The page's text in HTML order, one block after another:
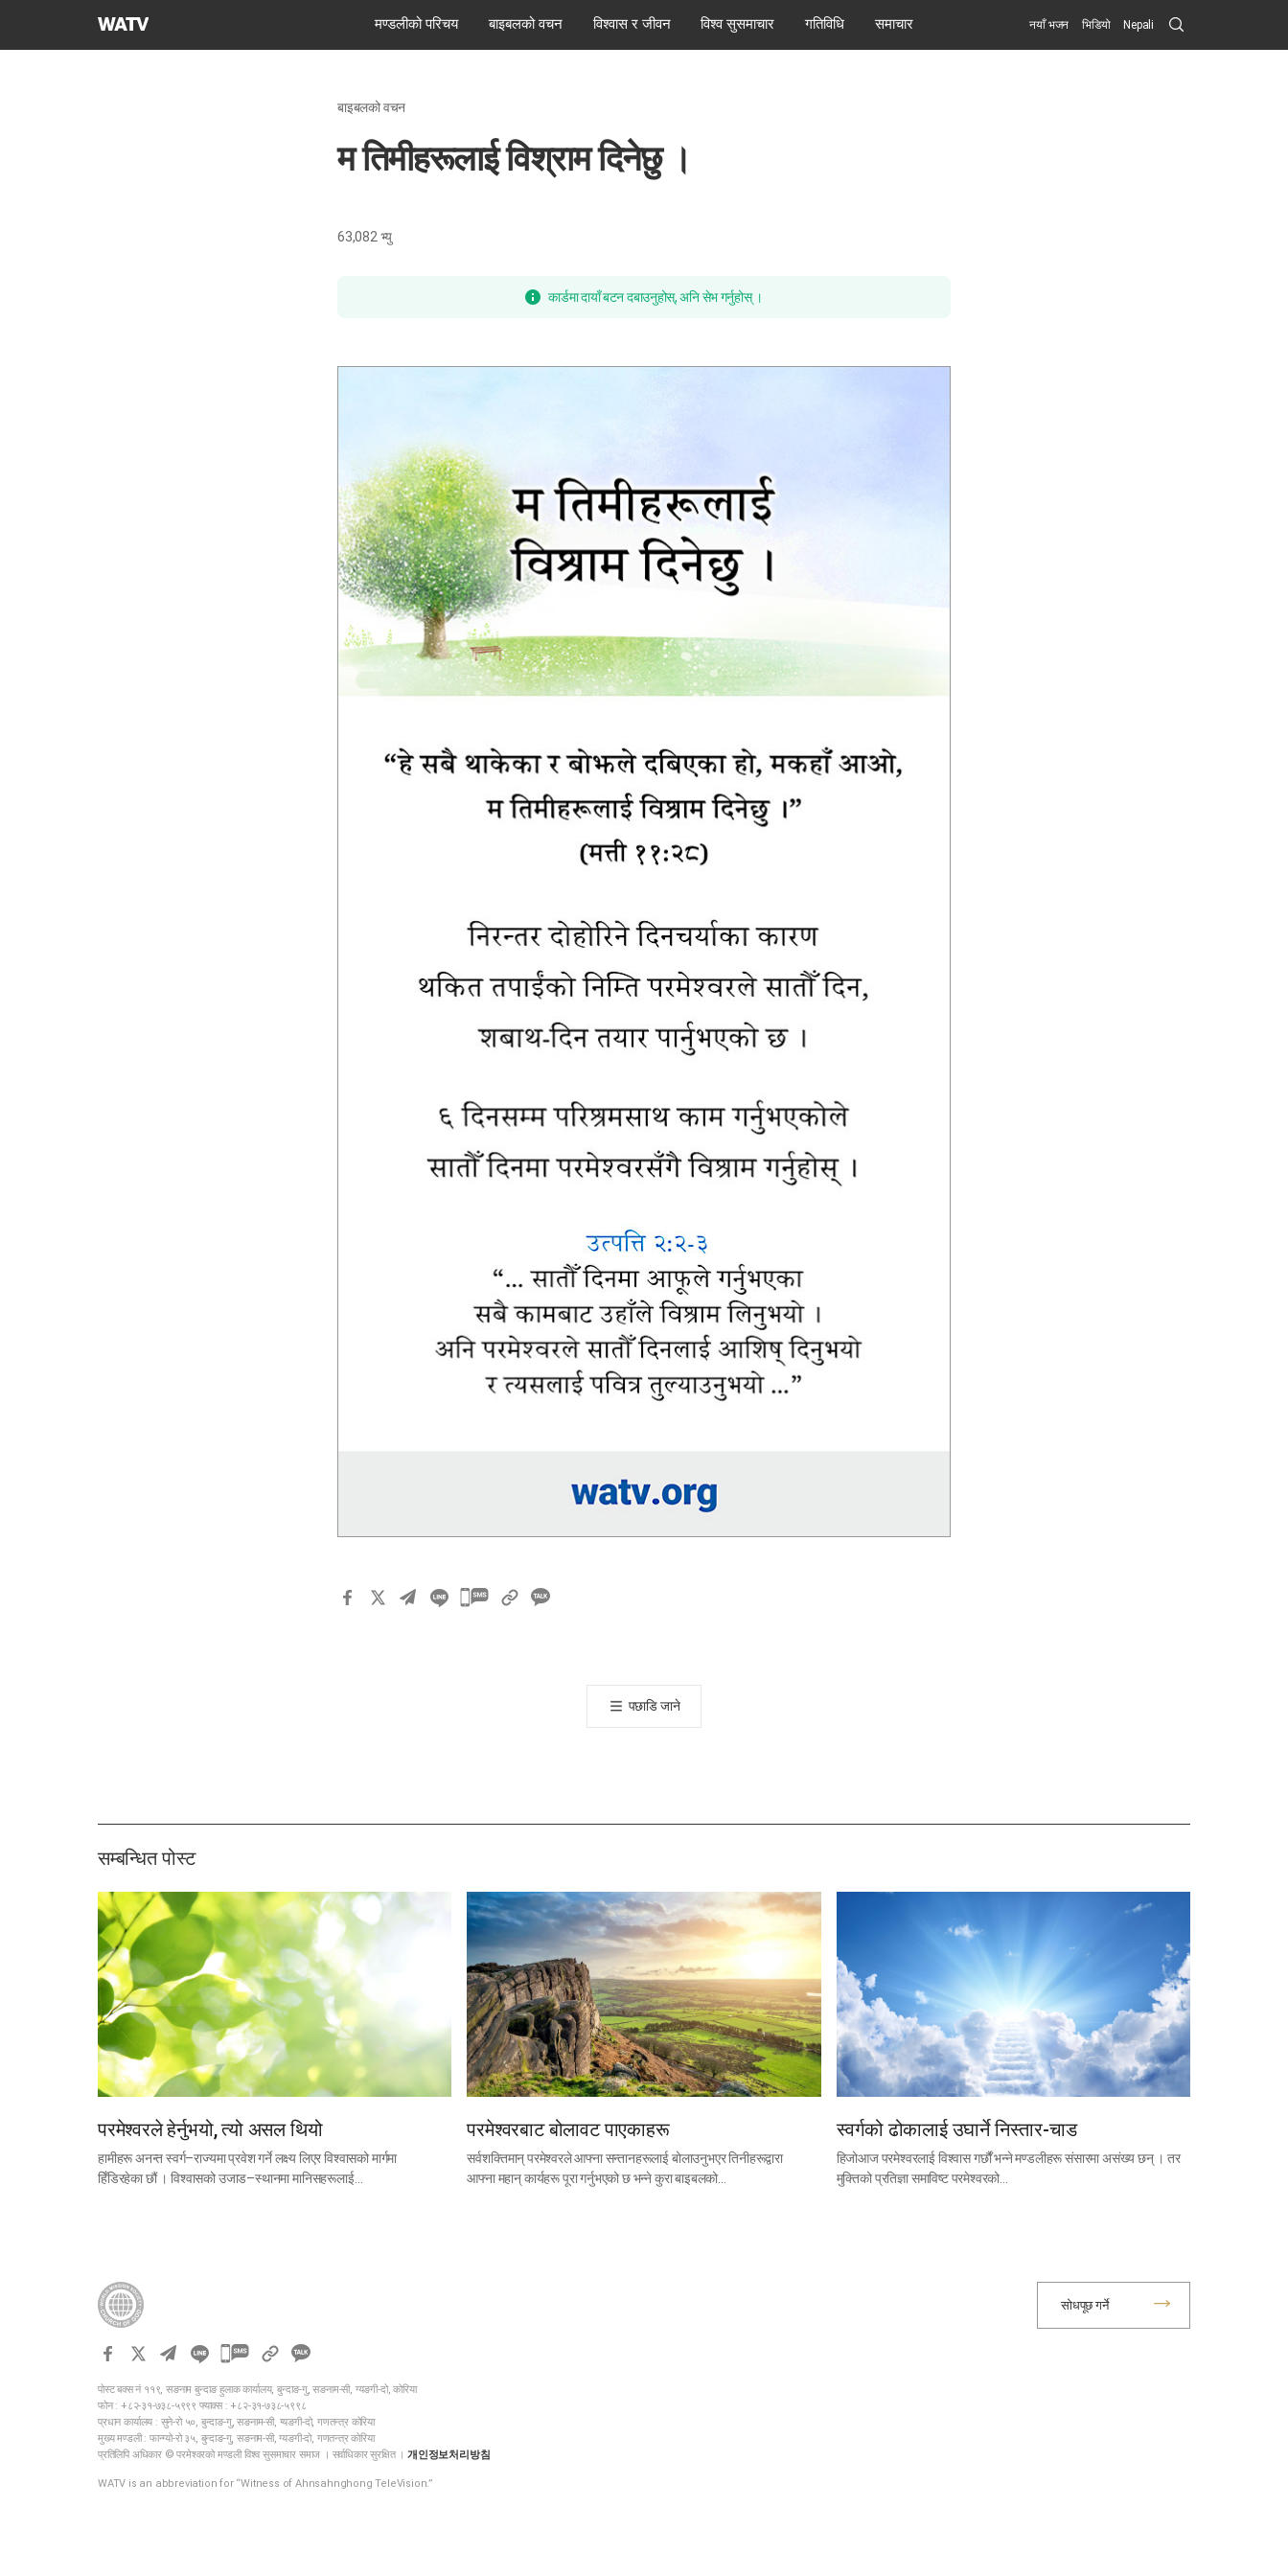
परमेश्वरको
मण्डलीको परिचय बाइबलको वचन विश्वास र जीवन विश्व सुसमाचार गतिविधि समाचार नयाँ भजन भिडियो Nepali Search
Submit
बाइबलको वचन
म तिमीहरूलाई विश्राम दिनेछु ।
63,082 भ्यु
कार्डमा दायाँ बटन दबाउनुहोस्, अनि सेभ गर्नुहोस् ।
카
पछाडि जाने
सम्बन्धित पोस्ट
परमेश्वरले हेर्नुभयो, त्यो असल थियो
हामीहरू अनन्त स्वर्ग–राज्यमा प्रवेश गर्ने लक्ष्य लिएर विश्वासको मार्गमा
हिँडिरहेका छौं । विश्वासको उजाड–स्थानमा मानिसहरूलाई…
परमेश्वरबाट बोलावट पाएकाहरू
सर्वशक्तिमान् परमेश्वरले आफ्ना सन्तानहरूलाई बोलाउनुभएर तिनीहरूद्वारा
आफ्ना महान् कार्यहरू पूरा गर्नुभएको छ भन्ने कुरा बाइबलको…
स्वर्गको ढोकालाई उघार्ने निस्तार-चाड
हिजोआज परमेश्वरलाई विश्वास गर्छौं भन्ने मण्डलीहरू संसारमा असंख्य छन् । तर
मुक्तिको प्रतिज्ञा समाविष्ट परमेश्वरको…
카
오
톡
공
하
पोस्ट बक्स नं ११९, सङनाम बुन्दाङ हुलाक कार्यालय, बुन्दाङ-गु, सङनाम-सी, ग्यङगी-दो, कोरिया
फोन : +८२-३१-७३८-५९९९ फ्याक्स : +८२-३१-७३८-५९९८
प्रधान कार्यालय : सुने-रो ५०, बुन्दाङ-गु, सङनाम-सी, ग्यङगी-दो, गणतन्त्र कोरिया
मुख्य मण्डली : फान्ग्यो-रो ३५, बुन्दाङ-गु, सङनाम-सी, ग्यङगी-दो, गणतन्त्र कोरिया
प्रतिलिपि अधिकार © परमेश्वरको मण्डली विश्व सुसमाचार समाज । सर्वाधिकार सुरक्षित । 개인정보처리방침
WATV is an abbreviation for “Witness of Ahnsahnghong TeleVision.”
सोधपूछ गर्ने